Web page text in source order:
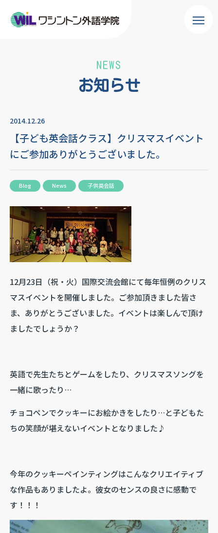
お知らせ
NEWS
2014.12.26
【子ども英会話クラス】クリスマスイベント
にご参加ありがとうございました。
Blog News 子供英会話
12月23日（祝・火）国際交流会館にて毎年恒例のクリス
マスイベントを開催しました。ご参加頂きました皆さ
ま、ありがとうございました。イベントは楽しんで頂け
ましたでしょうか？
英語で先生たちとゲームをしたり、クリスマスソングを
一緒に歌ったり…
チョコペンでクッキーにお絵かきをしたり…と子どもた
ちの笑顔が堪えないイベントとなりました♪
今年のクッキーペインティングはこんなクリエイティブ
な作品もありましたよ。彼女のセンスの良さに感動で
す！！！